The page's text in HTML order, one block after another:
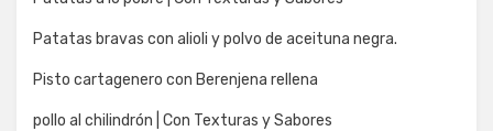
Patatas bravas con alioli y polvo de aceituna negra.
Pisto cartagenero con Berenjena rellena
pollo al chilindrón | Con Texturas y Sabores